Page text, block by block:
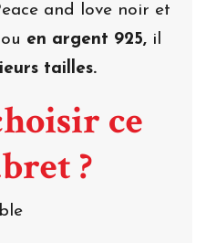
and love noir et
en argent 925, il
tailles.
ce
?